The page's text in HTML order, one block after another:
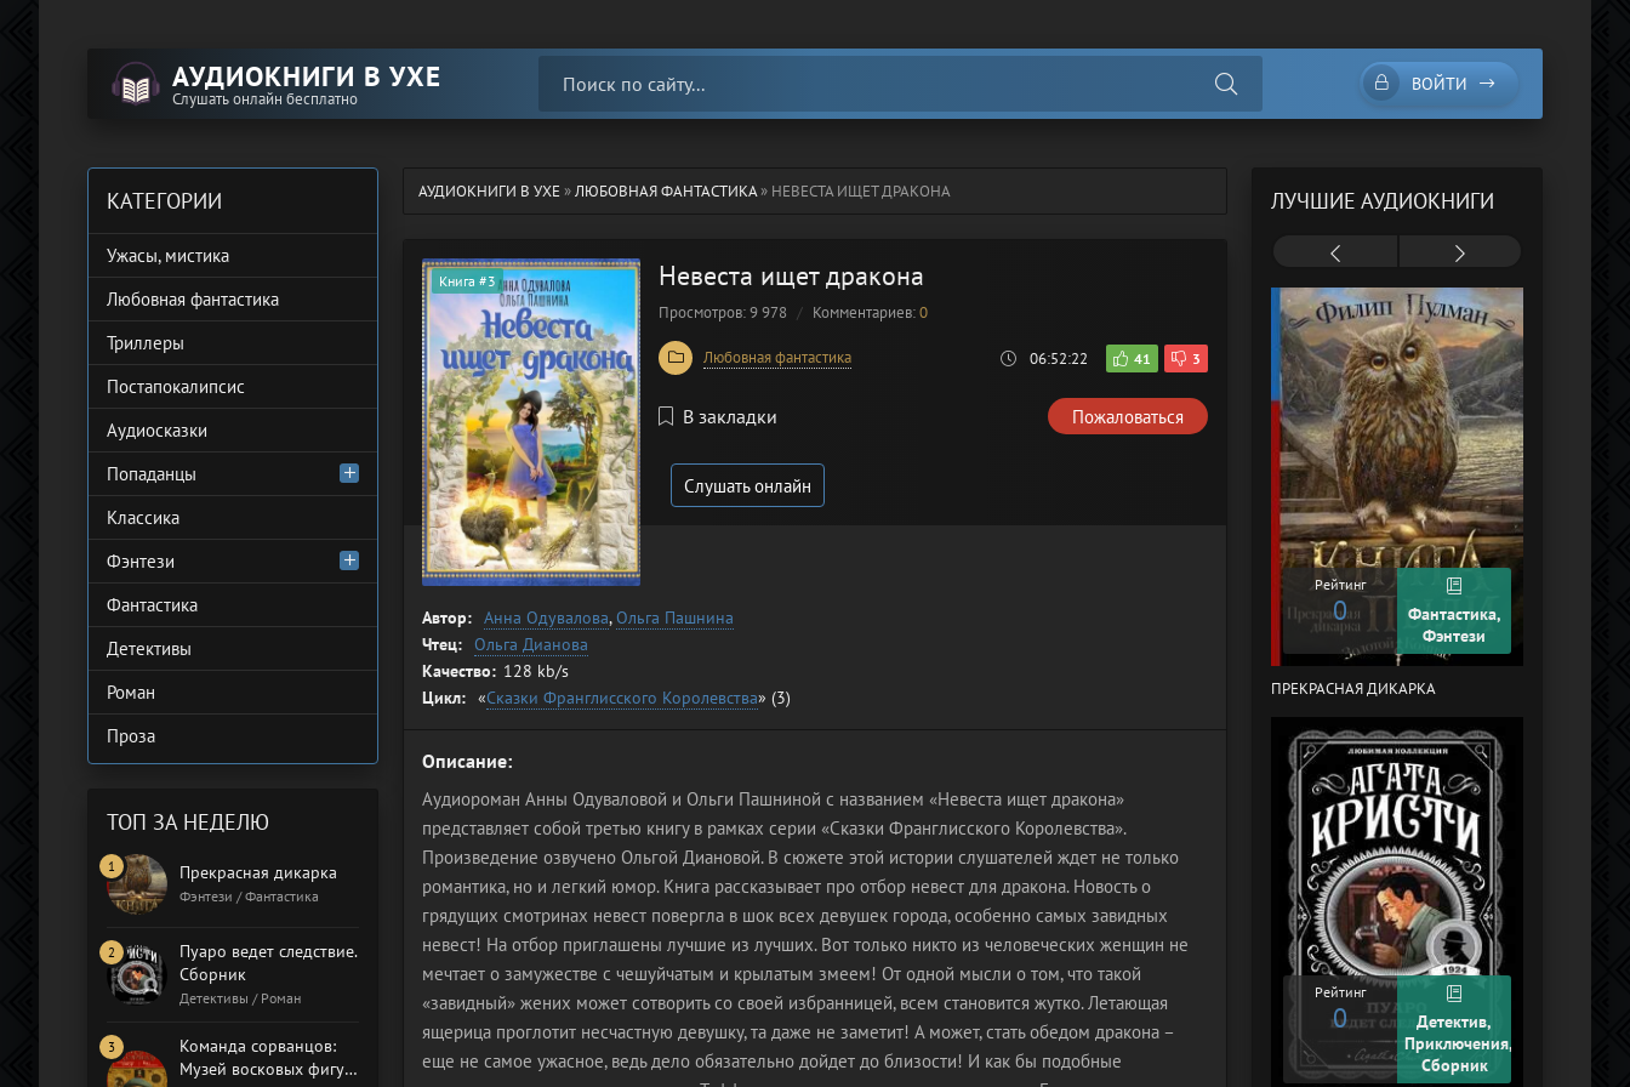
АУДИОКНИГИ В УХЕ
Слушать онлайн бесплатно
ВОЙТИ
АУДИОКНИГИ В УХЕ»ЛЮБОВНАЯ ФАНТАСТИКА» НЕВЕСТА ИЩЕТ ДРАКОНА
Невеста ищет дракона
Книга #3
Просмотров: 9 978 Комментариев:0
Любовная фантастика 06:52:22 41 3
В закладки Пожаловаться
Слушать онлайн
Автор: Анна Одувалова,Ольга Пашнина
Чтец: Ольга Дианова
Качество: 128 kb/s
Цикл: «Сказки Франглисского Королевства» (3)
Описание:
Аудиороман Анны Одуваловой и Ольги Пашниной с названием «Невеста ищет дракона»
представляет собой третью книгу в рамках серии «Сказки Франглисского Королевства».
Произведение озвучено Ольгой Диановой. В сюжете этой истории слушателей ждет не только
романтика, но и легкий юмор. Книга рассказывает про отбор невест для дракона. Новость о
грядущих смотринах невест повергла в шок всех девушек города, особенно самых завидных
невест! На отбор приглашены лучшие из лучших. Вот только никто из человеческих женщин не
мечтает о замужестве с чешуйчатым и крылатым змеем! От одной мысли о том, что такой
«завидный» жених может сотворить со своей избранницей, всем становится жутко. Летающая
ящерица проглотит несчастную девушку, та даже не заметит! А может, стать обедом дракона –
еще не самое ужасное, ведь дело обязательно дойдет до близости! И как бы подобные
КАТЕГОРИИ
Ужасы, мистика
Любовная фантастика
Триллеры
Постапокалипсис
Аудиосказки
Попаданцы
Классика
Фэнтези
Фантастика
Детективы
Роман
Проза
ТОП ЗА НЕДЕЛЮ
Прекрасная дикарка
Фэнтези / Фантастика
Пуаро ведет следствие.
Сборник
Детективы / Роман
Команда сорванцов:
Музей восковых фигур.
ЛУЧШИЕ АУДИОКНИГИ
Рейтинг
0
Фантастика,
Фэнтези
ПРЕКРАСНАЯ ДИКАРКА
Рейтинг
0
Детектив,
Приключения,
Сборник